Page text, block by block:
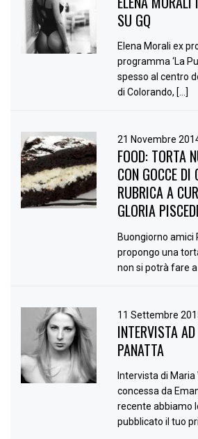
SU GQ
Elena Morali ex
programma ‘La
spesso al centro
di Colorando, […]
21 Novembre
FOOD: TORTA
CON GOCCE DI
RUBRICA A
GLORIA
Buongiorno amici
propongo una
non si potrà fare
11 Settembre
INTERVISTA
PANATTA
Intervista di
concessa da
recente abbiamo
pubblicato il tuo